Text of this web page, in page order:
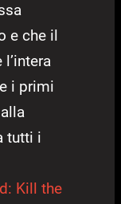
e che il
i primi
tutti i
Kill the